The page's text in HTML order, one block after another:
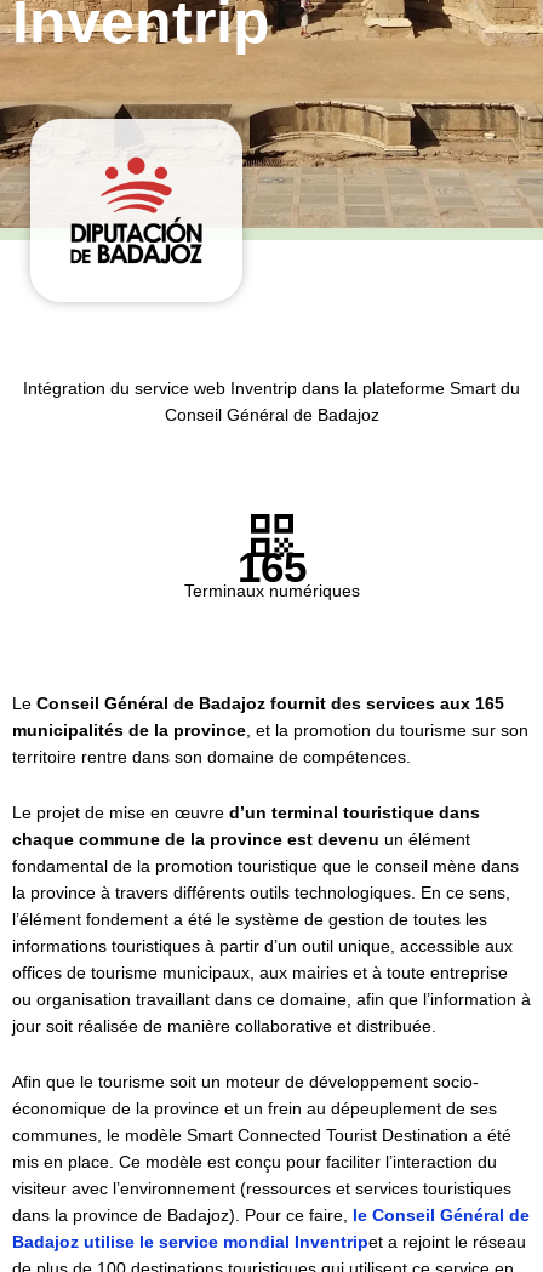
Inventrip
Intégration du service web Inventrip dans la plateforme Smart du
Conseil Général de Badajoz
165
Terminaux numériques
Le Conseil Général de Badajoz fournit des services aux 165
municipalités de la province, et la promotion du tourisme sur son
territoire rentre dans son domaine de compétences.
Le projet de mise en œuvre d’un terminal touristique dans
chaque commune de la province est devenu un élément
fondamental de la promotion touristique que le conseil mène dans
la province à travers différents outils technologiques. En ce sens,
l’élément fondement a été le système de gestion de toutes les
informations touristiques à partir d’un outil unique, accessible aux
offices de tourisme municipaux, aux mairies et à toute entreprise
ou organisation travaillant dans ce domaine, afin que l’information à
jour soit réalisée de manière collaborative et distribuée.
Afin que le tourisme soit un moteur de développement socio-
économique de la province et un frein au dépeuplement de ses
communes, le modèle Smart Connected Tourist Destination a été
mis en place. Ce modèle est conçu pour faciliter l’interaction du
visiteur avec l’environnement (ressources et services touristiques
dans la province de Badajoz). Pour ce faire, le Conseil Général de
Badajoz utilise le service mondial Inventripet a rejoint le réseau